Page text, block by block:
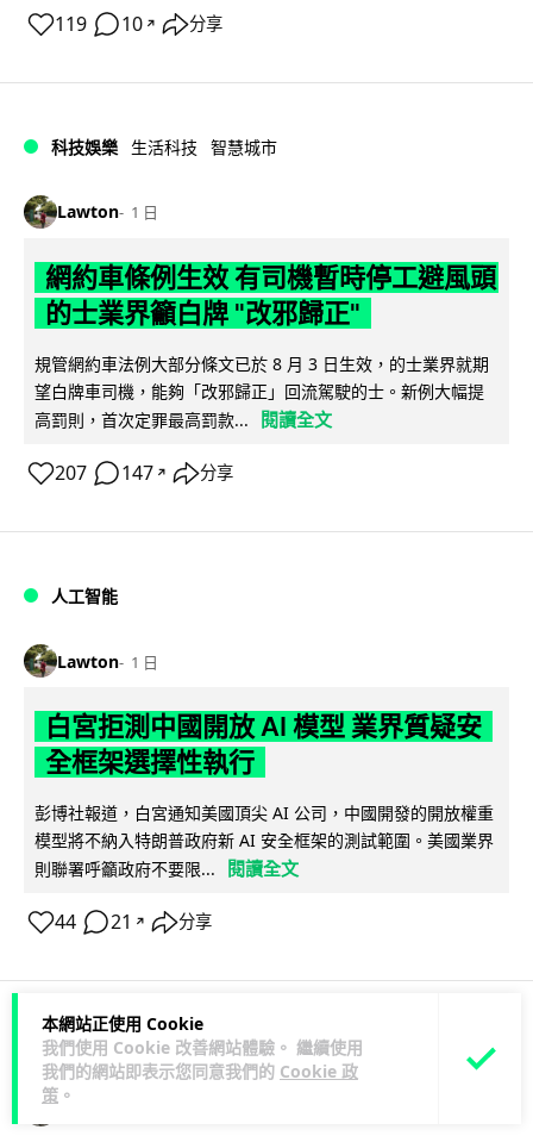
本網站正使用 Cookie
我們使用 Cookie 改善網站體驗。 繼續使用
我們的網站即表示您同意我們的 Cookie 政
策 。
119 10 ↗ 分享
科技娛樂 生活科技 智慧城市
Lawton 1 日
網約車條例生效 有司機暫時停工避風頭
的士業界籲白牌 "改邪歸正"
規管網約車法例大部分條文已於 8 月 3 日生效，的士業界就期
望白牌車司機，能夠「改邪歸正」回流駕駛的士。新例大幅提
高罰則，首次定罪最高罰款...
閱讀全文
207 147 ↗ 分享
人工智能
Lawton 1 日
白宮拒測中國開放 AI 模型 業界質疑安
全框架選擇性執行
彭博社報道，白宮通知美國頂尖 AI 公司，中國開發的開放權重
模型將不納入特朗普政府新 AI 安全框架的測試範圍。美國業界
則聯署呼籲政府不要限...
閱讀全文
44 21 ↗ 分享
人工智能
Vin